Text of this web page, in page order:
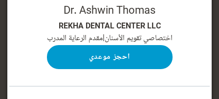
Dr. Ashwin Thomas
REKHA DENTAL CENTER LLC
اختصاصي تقويم الأسنان|مقدم الرعاية المدرب
احجز موعدي